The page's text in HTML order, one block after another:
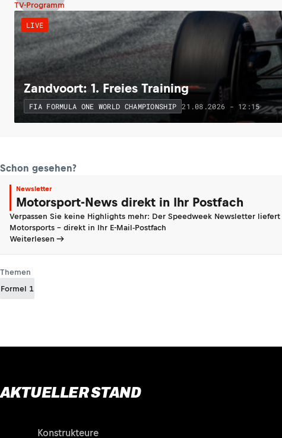
TV-Programm
LIVE
Zandvoort: 1. Freies Training
FIA FORMULA ONE WORLD CHAMPIONSHIP 21.08.2026 - 12:15
Schon gesehen?
Newsletter
Motorsport-News direkt in Ihr Postfach
Verpassen Sie keine Highlights mehr: Der Speedweek Newsletter
Motorsports - direkt in Ihr E-Mail-Postfach
Weiterlesen
Themen
Formel 1
AKTUELLER STAND
Konstrukteure